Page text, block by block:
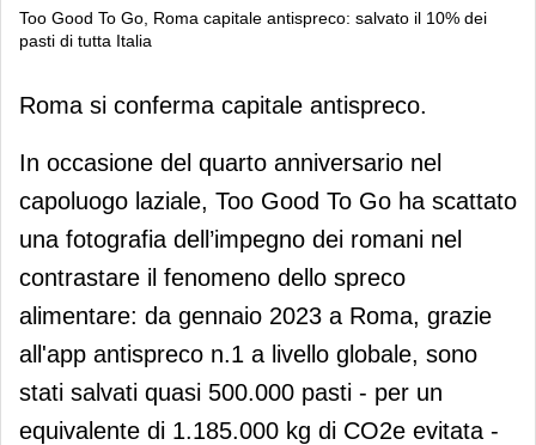
Too Good To Go, Roma capitale antispreco: salvato il 10% dei
pasti di tutta Italia
Too Good To Go, Roma capitale
antispreco: salvato il 10% dei pasti di
tutta Italia
Roma si conferma capitale antispreco.
In occasione del quarto anniversario nel
capoluogo laziale, Too Good To Go ha scattato
una fotografia dell’impegno dei romani nel
contrastare il fenomeno dello spreco
alimentare: da gennaio 2023 a Roma, grazie
all'app antispreco n.1 a livello globale, sono
stati salvati quasi 500.000 pasti - per un
equivalente di 1.185.000 kg di CO2e evitata -